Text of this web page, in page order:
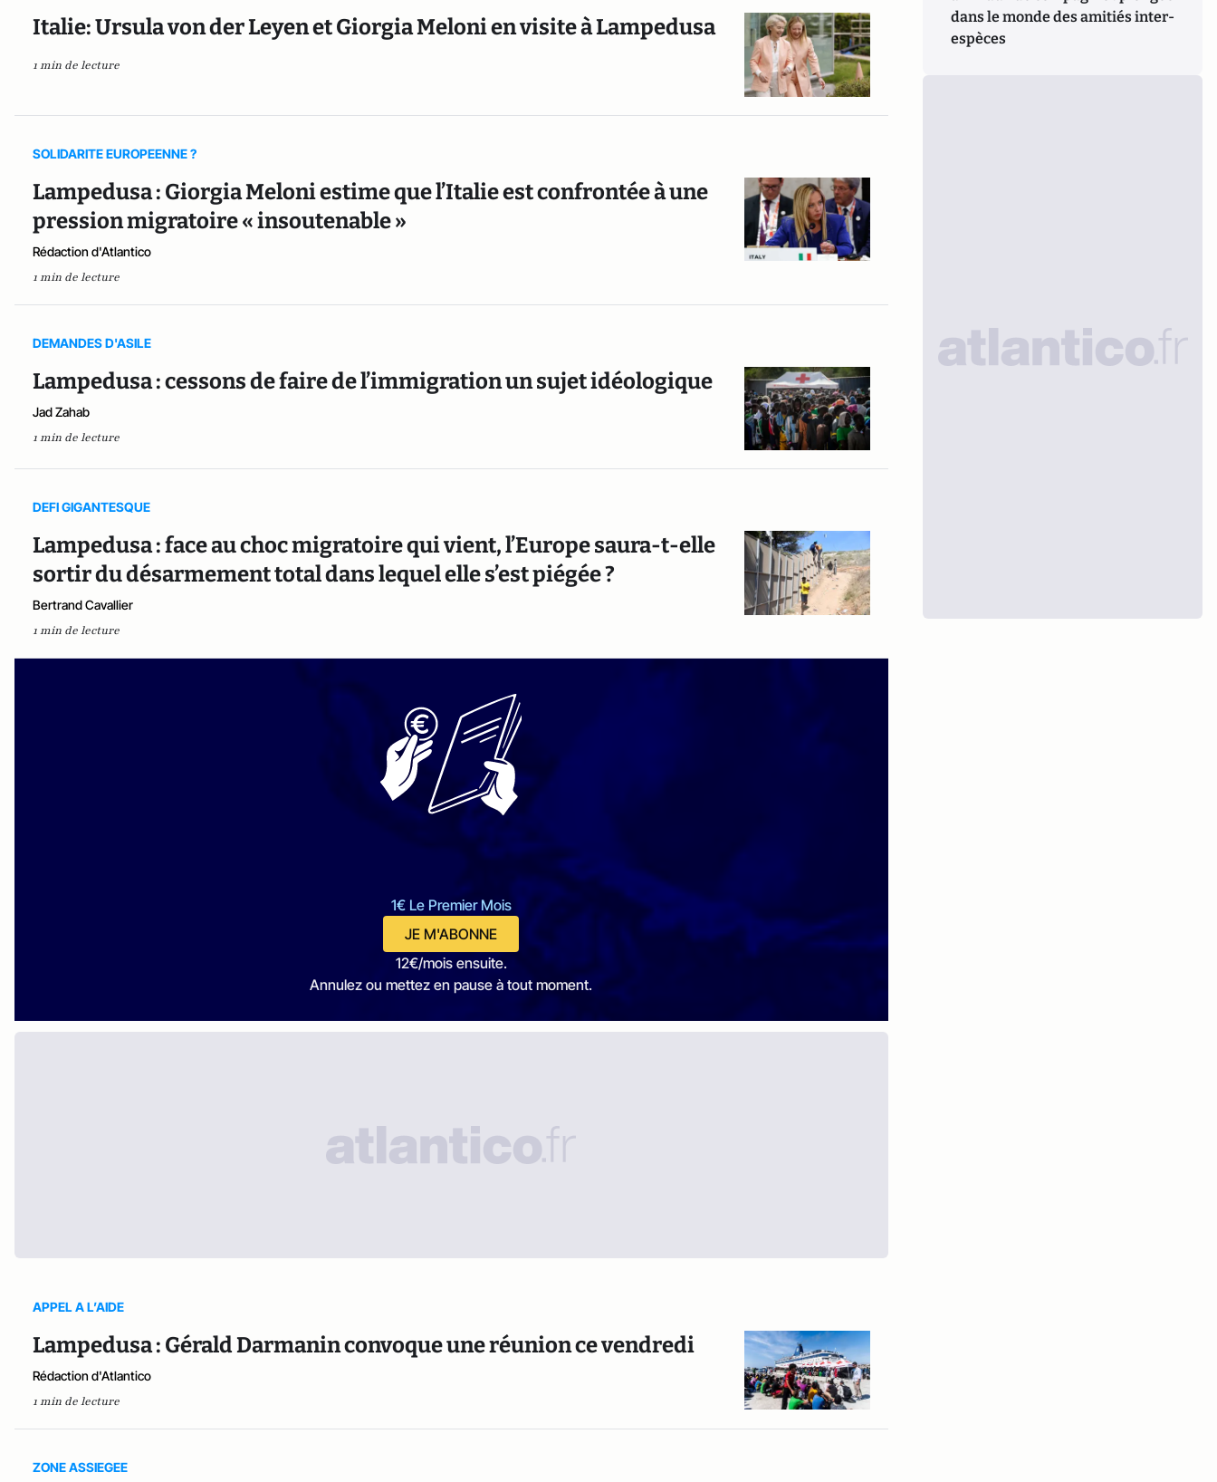
Italie: Ursula von der Leyen et Giorgia Meloni en visite à Lampedusa
1 min de lecture
SOLIDARITE EUROPEENNE ?
Lampedusa : Giorgia Meloni estime que l’Italie est confrontée à une
pression migratoire « insoutenable »
Rédaction d'Atlantico
1 min de lecture
DEMANDES D'ASILE
Lampedusa : cessons de faire de l’immigration un sujet idéologique
Jad Zahab
1 min de lecture
DEFI GIGANTESQUE
Lampedusa : face au choc migratoire qui vient, l’Europe saura-t-elle
sortir du désarmement total dans lequel elle s’est piégée ?
Bertrand Cavallier
1 min de lecture
1€ Le Premier Mois
JE M'ABONNE
12€/mois ensuite.
Annulez ou mettez en pause à tout moment.
APPEL A L’AIDE
Lampedusa : Gérald Darmanin convoque une réunion ce vendredi
Rédaction d'Atlantico
1 min de lecture
ZONE ASSIEGEE
dans le monde des amitiés inter-
espèces